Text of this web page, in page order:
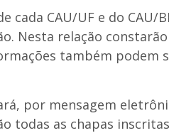
cada CAU/UF e do
Nesta relação
também podem
por mensagem
todas as chapas